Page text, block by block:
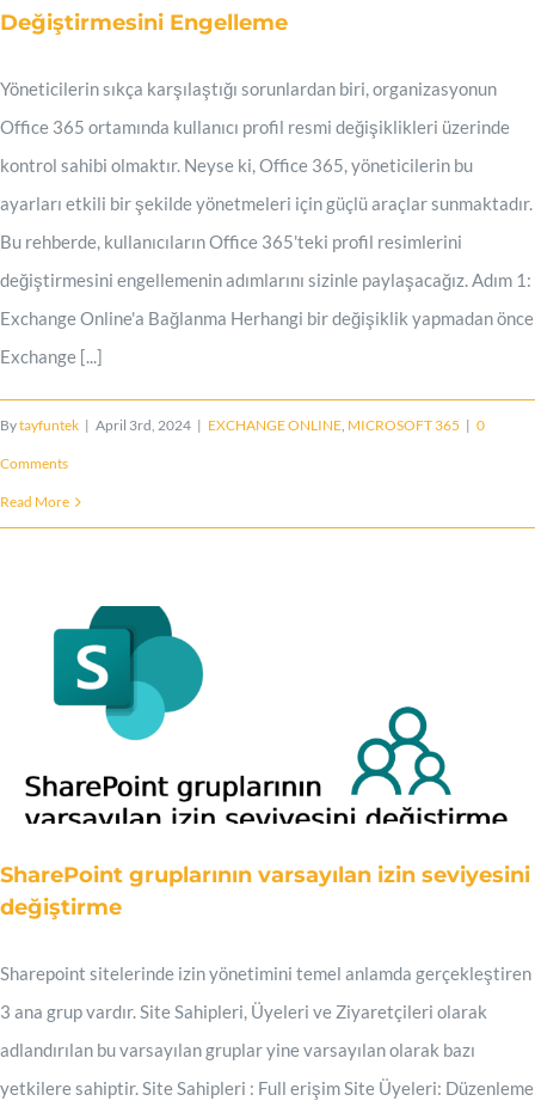
Değiştirmesini Engelleme
Yöneticilerin sıkça karşılaştığı sorunlardan biri, organizasyonun
Office 365 ortamında kullanıcı profil resmi değişiklikleri üzerinde
kontrol sahibi olmaktır. Neyse ki, Office 365, yöneticilerin bu
ayarları etkili bir şekilde yönetmeleri için güçlü araçlar sunmaktadır.
Bu rehberde, kullanıcıların Office 365'teki profil resimlerini
değiştirmesini engellemenin adımlarını sizinle paylaşacağız. Adım 1:
Exchange Online'a Bağlanma Herhangi bir değişiklik yapmadan önce
Exchange [...]
Bytayfuntek | April 3rd, 2024 | EXCHANGE ONLINE, MICROSOFT 365 | 0
Comments
Read More
SharePoint gruplarının varsayılan izin seviyesini
değiştirme
Sharepoint sitelerinde izin yönetimini temel anlamda gerçekleştiren
3 ana grup vardır. Site Sahipleri, Üyeleri ve Ziyaretçileri olarak
adlandırılan bu varsayılan gruplar yine varsayılan olarak bazı
yetkilere sahiptir. Site Sahipleri : Full erişim Site Üyeleri: Düzenleme